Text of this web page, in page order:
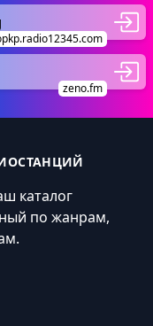
zeno.fm
каталог
по жанрам,